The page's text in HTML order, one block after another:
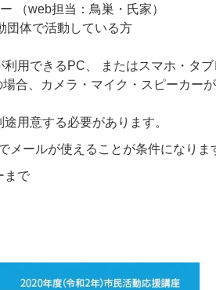
web担当：鳥巣・氏家）
体で活動している方
用できるPC、 またはスマホ・タブ
合、カメラ・マイク・スピーカー
用意する必要があります。
ールが使えることが条件になりま
まで